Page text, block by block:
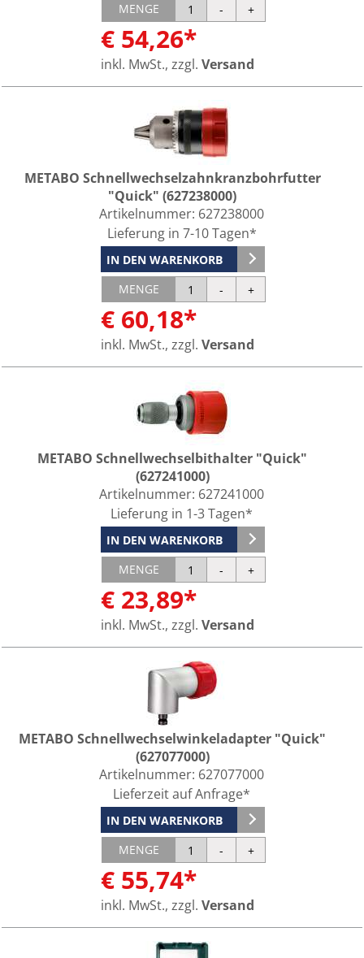
MENGE
€ 54,26*
inkl. MwSt., zzgl. Versand
METABO Schnellwechselzahnkranzbohrfutter
"Quick" (627238000)
Artikelnummer: 627238000
Lieferung in 7-10 Tagen*
IN DEN WARENKORB
MENGE
€ 60,18*
inkl. MwSt., zzgl. Versand
METABO Schnellwechselbithalter "Quick"
(627241000)
Artikelnummer: 627241000
Lieferung in 1-3 Tagen*
IN DEN WARENKORB
MENGE
€ 23,89*
inkl. MwSt., zzgl. Versand
METABO Schnellwechselwinkeladapter "Quick"
(627077000)
Artikelnummer: 627077000
Lieferzeit auf Anfrage*
IN DEN WARENKORB
MENGE
€ 55,74*
inkl. MwSt., zzgl. Versand